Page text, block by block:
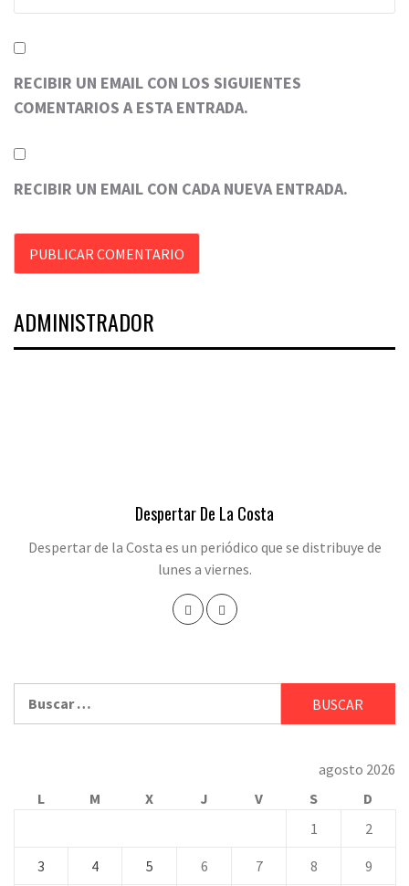
RECIBIR UN EMAIL CON LOS SIGUIENTES
COMENTARIOS A ESTA ENTRADA.
RECIBIR UN EMAIL CON CADA NUEVA ENTRADA.
ADMINISTRADOR
Despertar De La Costa
Despertar de la Costa es un periódico que se distribuye de
lunes a viernes.
agosto 2026
L
M X J V S
D
1
2
3 4 5 6 7 8 9